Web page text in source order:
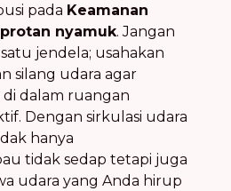
pada Keamanan
nyamuk. Jangan
jendela; usahakan
silang udara agar
dalam ruangan
Dengan sirkulasi udara
hanya
tidak sedap tetapi juga
udara yang Anda hirup